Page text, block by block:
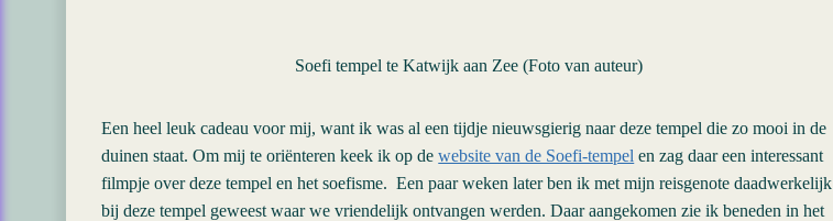
Soefi tempel te Katwijk aan Zee (Foto van auteur)
Een heel leuk cadeau voor mij, want ik was al een tijdje nieuwsgierig naar deze tempel die zo mooi in de
duinen staat. Om mij te oriënteren keek ik op dewebsite van de Soefi-tempel en zag daar een interessant
filmpje over deze tempel en het soefisme. Een paar weken later ben ik met mijn reisgenote daadwerkelijk
bij deze tempel geweest waar we vriendelijk ontvangen werden. Daar aangekomen zie ik beneden in het